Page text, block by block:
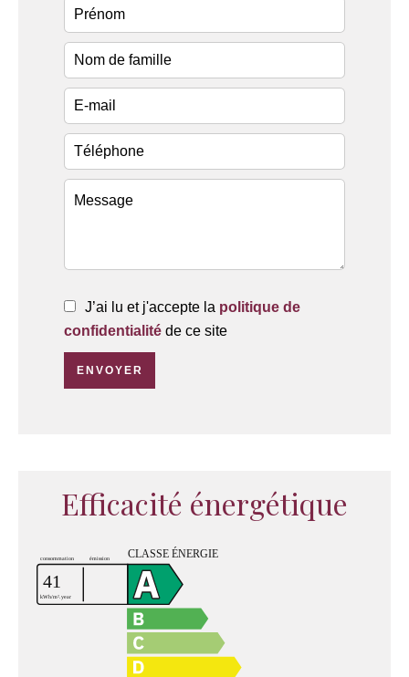
J’ai lu et j'accepte la politique de
confidentialité de ce site
ENVOYER
Efficacité énergétique